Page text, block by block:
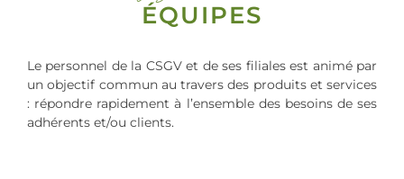
ÉQUIPES
Le personnel de la CSGV et de ses filiales est animé par
un objectif commun au travers des produits et services
: répondre rapidement à l’ensemble des besoins de ses
adhérents et/ou clients.